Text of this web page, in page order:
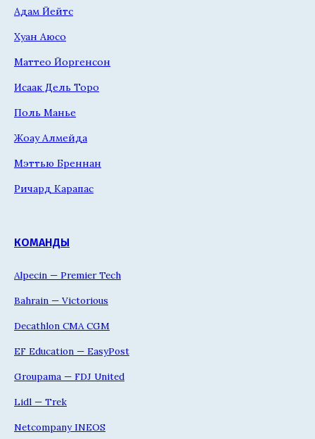
Адам Йейтс
Хуан Аюсо
Маттео Йоргенсон
Исаак Дель Торо
Поль Манье
Жоау Алмейда
Мэттью Бреннан
Ричард Карапас
КОМАНДЫ
Alpecin — Premier Tech
Bahrain — Victorious
Decathlon CMA CGM
EF Education — EasyPost
Groupama — FDJ United
Lidl — Trek
Netcompany INEOS